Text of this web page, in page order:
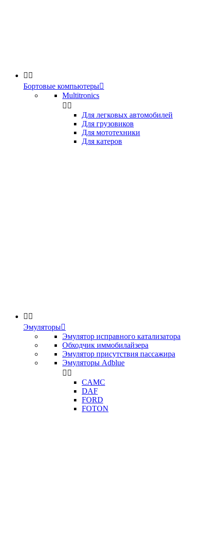
 
Бортовые компьютеры
Multitronics
 
Для легковых автомобилей
Для грузовиков
Для мототехники
Для катеров
 
Эмуляторы
Эмулятор исправного катализатора
Обходчик иммобилайзера
Эмулятор присутствия пассажира
Эмуляторы Adblue
 
CAMC
DAF
FORD
FOTON